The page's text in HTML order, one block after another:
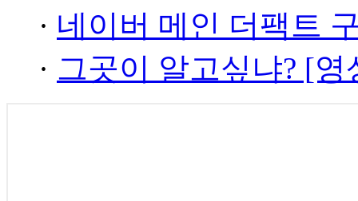
· 네이버 메인 더팩트
· 그곳이 알고싶냐? [